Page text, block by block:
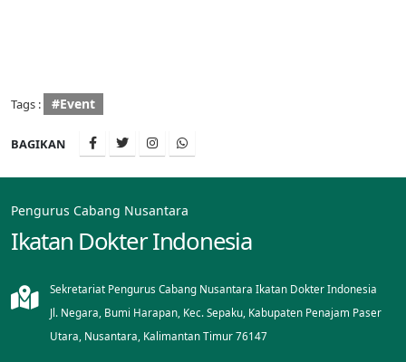
Tags : #Event
BAGIKAN
Pengurus Cabang Nusantara
Ikatan Dokter Indonesia
Sekretariat Pengurus Cabang Nusantara Ikatan Dokter Indonesia
Jl. Negara, Bumi Harapan, Kec. Sepaku, Kabupaten Penajam Paser
Utara, Nusantara, Kalimantan Timur 76147